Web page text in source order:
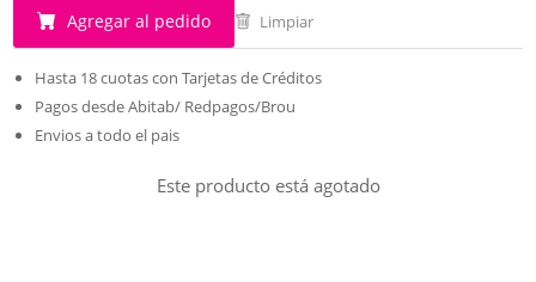
Agregar al pedido Limpiar
Hasta 18 cuotas con Tarjetas de Créditos
Pagos desde Abitab/ Redpagos/Brou
Envios a todo el pais
Este producto está agotado